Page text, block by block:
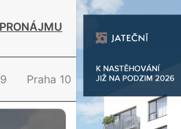
Praha 10